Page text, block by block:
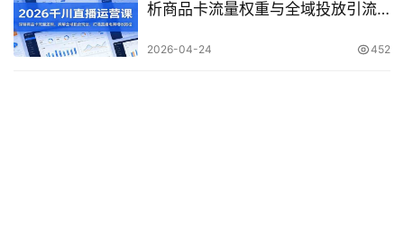
析商品卡流量权重与全域投放引流
2026-04-24 452